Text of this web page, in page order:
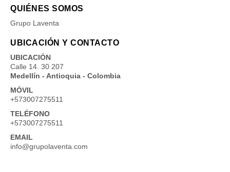
QUIÉNES SOMOS
Grupo Laventa
UBICACIÓN Y CONTACTO
UBICACIÓN
Calle 14. 30 207
Medellín - Antioquia - Colombia
MÓVIL
+573007275511
TELÉFONO
+573007275511
EMAIL
info@grupolaventa.com